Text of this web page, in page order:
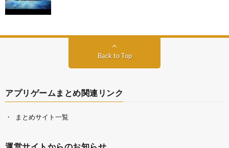
Back to Top
アプリゲームまとめ関連リンク
まとめサイト一覧